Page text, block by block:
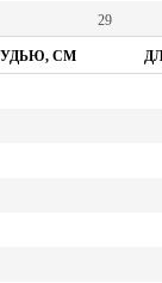
29
СМ